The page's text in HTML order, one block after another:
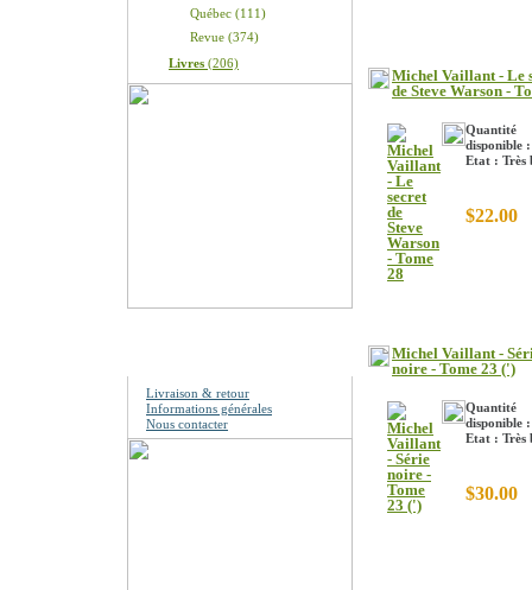
Québec (111)
Revue (374)
Livres (206)
Livraison & retour
Informations générales
Nous contacter
Michel Vaillant - Le
de Steve Warson -
Quantité
disponible
Etat : Très
$22.00
Michel Vaillant -
noire - Tome 23 (')
Quantité
disponible
Etat : Très
$30.00